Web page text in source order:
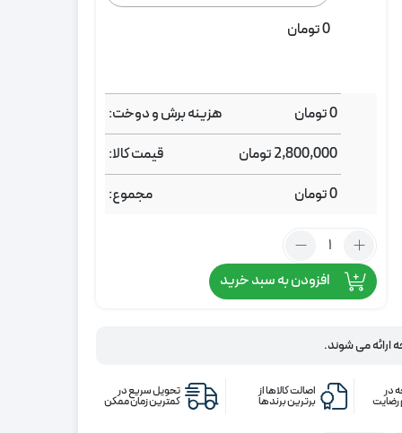
0تومان
هزینه برش و دوخت: 0تومان
قیمت کالا:
2,800,000تومان
مجموع:
0تومان
تعداد:
پرده
جیر
پتینه
افزودن به سبد خرید
ارائه می شوند.
در اصالت کالاها از
برترین برندها
تحویل سریع در
کمترین زمان ممکن